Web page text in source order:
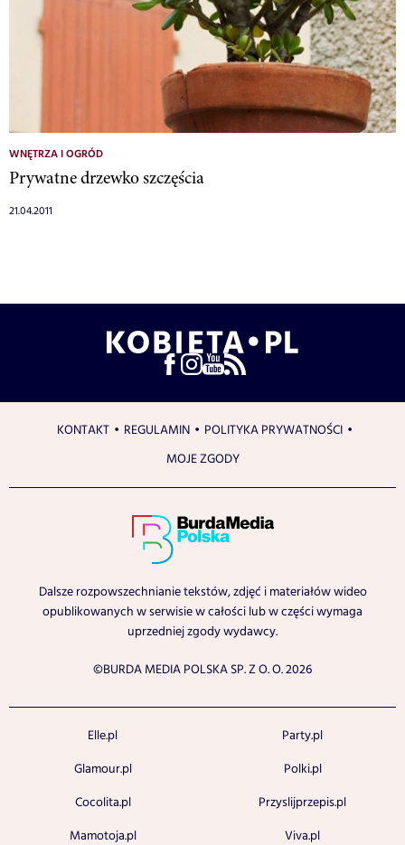
WNĘTRZA I OGRÓD
Prywatne drzewko szczęścia
21.04.2011
KONTAKT REGULAMIN
POLITYKA PRYWATNOŚCI
MOJE ZGODY
Dalsze rozpowszechnianie tekstów, zdjęć i materiałów wideo
opublikowanych w serwisie w całości lub w części wymaga
uprzedniej zgody wydawcy.
©BURDA MEDIA POLSKA SP. Z O. O. 2026
Elle.pl
Glamour.pl
Cocolita.pl
Mamotoja.pl
Party.pl
Polki.pl
Przyslijprzepis.pl
Viva.pl